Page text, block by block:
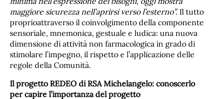
maggiore sicurezza nell’aprirsi verso l’esterno”. Il tutto
proprioattraverso il coinvolgimento della componente
sensoriale, mnemonica, gestuale e ludica: una nuova
dimensione di attività non farmacologica in grado di
stimolare l’impegno, il rispetto e l’applicazione delle
regole della Comunità.
Il progetto REDEO di RSA Michelangelo: conoscerlo
per capire l’importanza del progetto